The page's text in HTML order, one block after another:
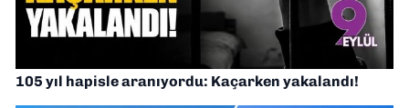
105 yıl hapisle aranıyordu: Kaçarken yakalandı!